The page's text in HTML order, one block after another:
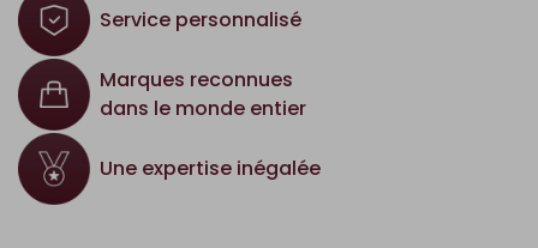
Service personnalisé
Marques reconnues
dans le monde entier
Une expertise inégalée